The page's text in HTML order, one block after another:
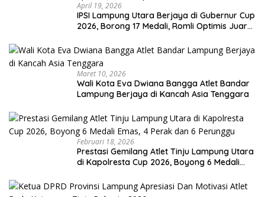
April 19, 2026
IPSI Lampung Utara Berjaya di Gubernur Cup
2026, Borong 17 Medali, Romli Optimis Juara
Maret 10, 2026
Wali Kota Eva Dwiana Bangga Atlet Bandar
Lampung Berjaya di Kancah Asia Tenggara
Februari 18, 2026
Prestasi Gemilang Atlet Tinju Lampung Utara
di Kapolresta Cup 2026, Boyong 6 Medali